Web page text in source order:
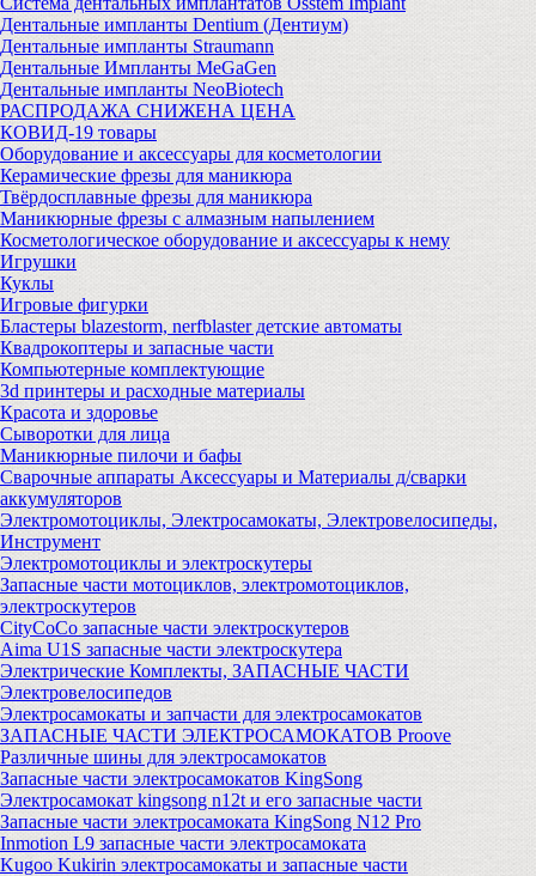
Дентальные импланты Dentium (Дентиум)
Дентальные импланты Straumann
Дентальные Импланты MeGaGen
Дентальные импланты NeoBiotech
РАСПРОДАЖА СНИЖЕНА ЦЕНА
КОВИД-19 товары
Оборудование и аксессуары для косметологии
Керамические фрезы для маникюра
Твёрдосплавные фрезы для маникюра
Маникюрные фрезы с алмазным напылением
Косметологическое оборудование и аксессуары к нему
Игрушки
Куклы
Игровые фигурки
Бластеры blazestorm, nerfblaster детские автоматы
Квадрокоптеры и запасные части
Компьютерные комплектующие
3d принтеры и расходные материалы
Красота и здоровье
Сыворотки для лица
Маникюрные пилочи и бафы
Сварочные аппараты Аксессуары и Материалы д/сварки
аккумуляторов
Электромотоциклы, Электросамокаты, Электровелосипеды,
Инструмент
Электромотоциклы и электроскутеры
Запасные части мотоциклов, электромотоциклов,
электроскутеров
CityCoCo запасные части электроскутеров
Aima U1S запасные части электроскутера
Электрические Комплекты, ЗАПАСНЫЕ ЧАСТИ
Электровелосипедов
Электросамокаты и запчасти для электросамокатов
ЗАПАСНЫЕ ЧАСТИ ЭЛЕКТРОСАМОКАТОВ Proove
Различные шины для электросамокатов
Запасные части электросамокатов KingSong
Электросамокат kingsong n12t и его запасные части
Запасные части электросамоката KingSong N12 Pro
Inmotion L9 запасные части электросамоката
Kugoo Kukirin электросамокаты и запасные части